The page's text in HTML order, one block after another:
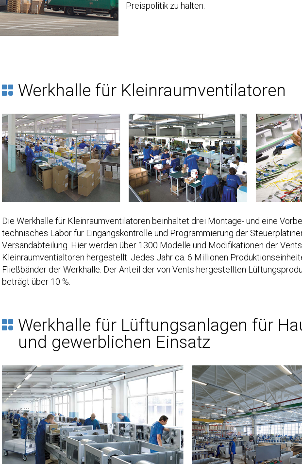
Preispolitik zu halten.
Werkhalle für Kleinraumventilatoren
Die Werkhalle für Kleinraumventilatoren beinhaltet drei Montage- und eine
technisches Labor für Eingangskontrolle und Programmierung der
Versandabteilung. Hier werden über 1300 Modelle und Modifikationen der
Kleinraumventialtoren hergestellt. Jedes Jahr ca. 6 Millionen
Fließbänder der Werkhalle. Der Anteil der von Vents hergestellten
beträgt über 10 %.
Werkhalle für Lüftungsanlagen für
und gewerblichen Einsatz